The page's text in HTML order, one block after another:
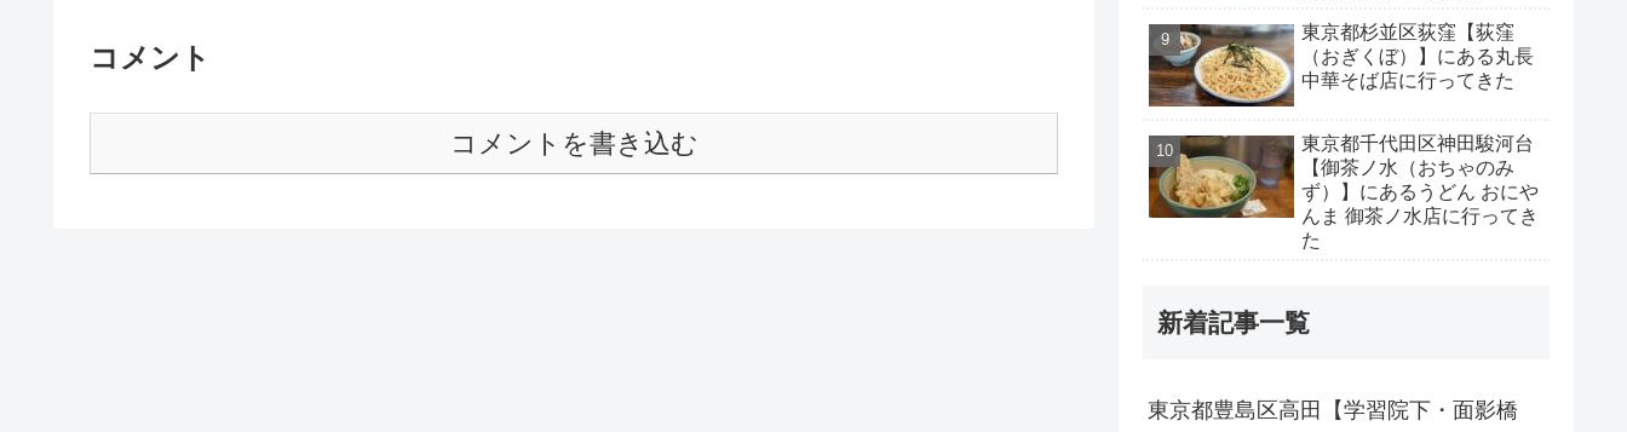
コメント
コメントを書き込む
東京都杉並区荻窪【荻窪
（おぎくぼ）】にある丸長
中華そば店に行ってきた
東京都千代田区神田駿河台
【御茶ノ水（おちゃのみ
ず）】にあるうどん おにや
んま 御茶ノ水店に行ってき
た
新着記事一覧
東京都豊島区高田【学習院下・面影橋